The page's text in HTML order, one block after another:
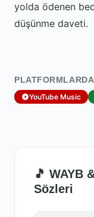
yolda ödenen
düşünme daveti.
YouTube Music
🎵 WAYB
Sözleri